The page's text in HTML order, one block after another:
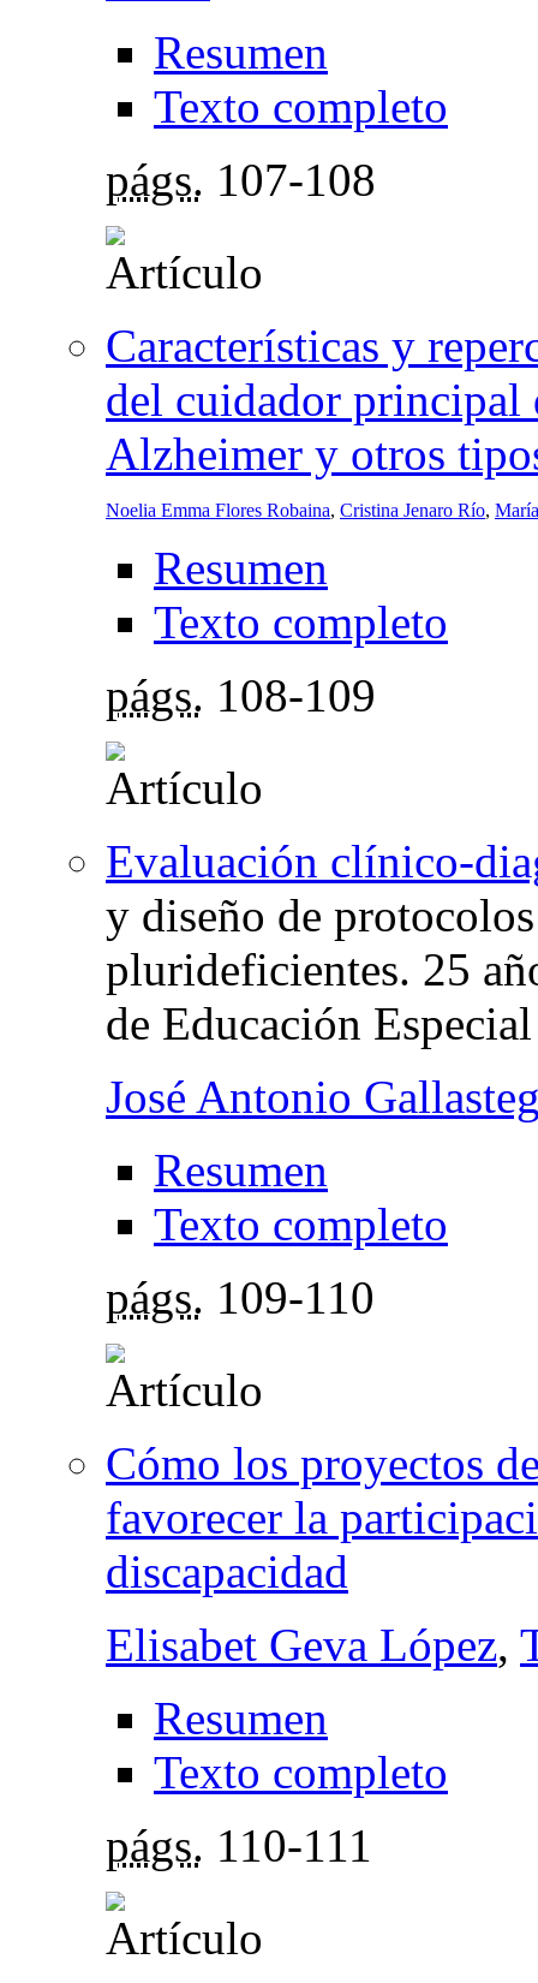
Resumen
Texto completo
págs. 107-108
Características y
del cuidador principal
Alzheimer y otros
Noelia Emma Flores Robaina, Cristina Jenaro Río,
Resumen
Texto completo
págs. 108-109
Evaluación clínico-
y diseño de
plurideficientes. 25
de Educación
José Antonio
Resumen
Texto completo
págs. 109-110
Cómo los proyectos
favorecer la
discapacidad
Elisabet Geva López,
Resumen
Texto completo
págs. 110-111